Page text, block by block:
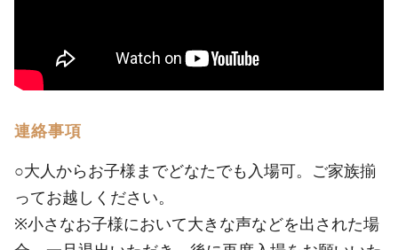
連絡事項
○大人からお子様までどなたでも入場可。ご家族揃
ってお越しください。
※小さなお子様において大きな声などを出された場